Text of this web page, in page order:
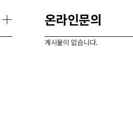
온라인문의
게시물이 없습니다.